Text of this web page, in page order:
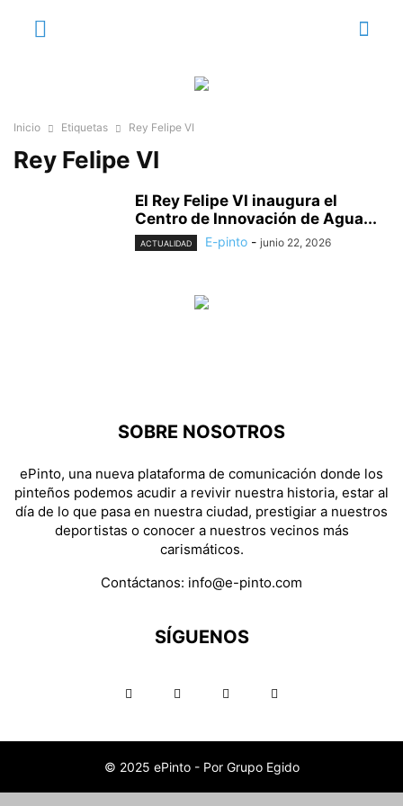
Inicio Etiquetas Rey Felipe VI
Rey Felipe VI
El Rey Felipe VI inaugura el
Centro de Innovación de Agua...
ACTUALIDAD E-pinto - junio 22, 2026
SOBRE NOSOTROS
ePinto, una nueva plataforma de comunicación donde los
pinteños podemos acudir a revivir nuestra historia, estar al
día de lo que pasa en nuestra ciudad, prestigiar a nuestros
deportistas o conocer a nuestros vecinos más
carismáticos.
Contáctanos: info@e-pinto.com
SÍGUENOS
© 2025 ePinto - Por Grupo Egido